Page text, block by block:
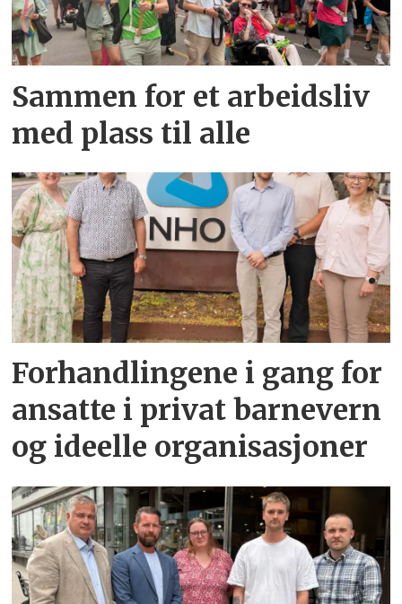
Sammen for et arbeidsliv
med plass til alle
Forhandlingene i gang for
ansatte i privat barnevern
og ideelle organisasjoner